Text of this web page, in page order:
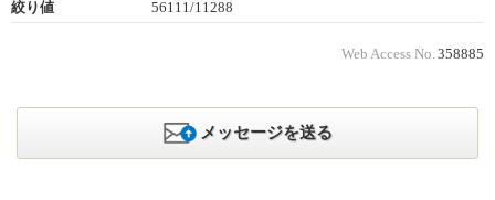
絞り値
56111/11288
Web Access No. 358885
メッセージを送る